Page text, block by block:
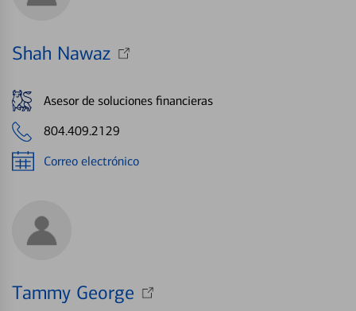
Shah Nawaz
Asesor de soluciones financieras
804.409.2129
Correo electrónico
Tammy George